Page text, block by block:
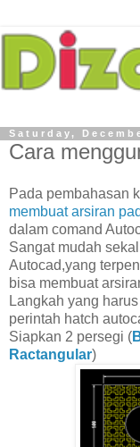
Saturday,
Cara
Pada pembahasan
membuat arsiran
dalam comand
Sangat mudah
Autocad,yang
bisa membuat
Langkah yang
perintah hatch
Siapkan 2 persegi (
Ractangular)